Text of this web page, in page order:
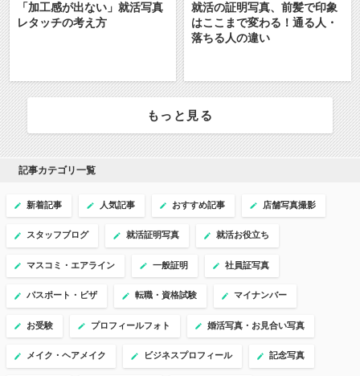
「加工感が出ない」就活写真
レタッチの考え方
就活の証明写真、前髪で印象
はここまで変わる！通る人・
落ちる人の違い
もっと見る
記事カテゴリ一覧
新着記事 人気記事 おすすめ記事 店舗写真撮影
スタッフブログ 就活証明写真 就活お役立ち
マスコミ・エアライン 一般証明 社員証写真
パスポート・ビザ 転職・資格試験 マイナンバー
お受験 プロフィールフォト 婚活写真・お見合い写真
メイク・ヘアメイク ビジネスプロフィール 記念写真